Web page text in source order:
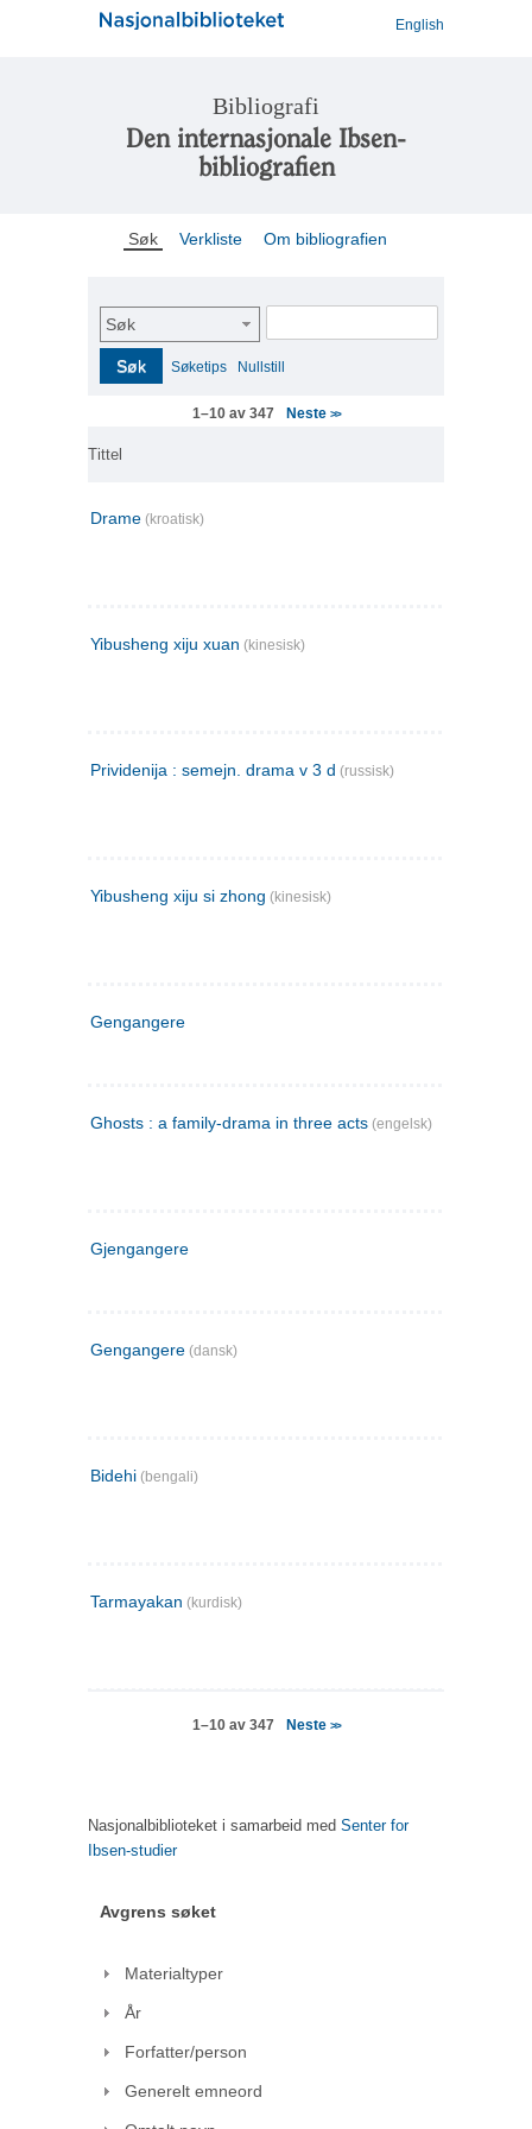
English
Bibliografi
Den internasjonale Ibsen-
bibliografien
Søk Verkliste Om bibliografien
Søk
Søk Søketips Nullstill
1–10 av 347 Neste >>
Tittel
Drame (kroatisk)
Yibusheng xiju xuan (kinesisk)
Prividenija : semejn. drama v 3 d (russisk)
Yibusheng xiju si zhong (kinesisk)
Gengangere
Ghosts : a family-drama in three acts (engelsk)
Gjengangere
Gengangere (dansk)
Bidehi (bengali)
Tarmayakan (kurdisk)
1–10 av 347 Neste >>
Nasjonalbiblioteket i samarbeid med Senter for
Ibsen-studier
Avgrens søket
Materialtyper
År
Forfatter/person
Generelt emneord